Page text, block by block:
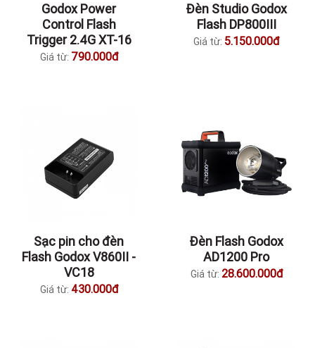
Godox Power
Control Flash
Trigger 2.4G XT-16
Giá từ: 790.000đ
Đèn Studio Godox
Flash DP800III
Giá từ: 5.150.000đ
Sạc pin cho đèn
Flash Godox V860II -
VC18
Giá từ: 430.000đ
Đèn Flash Godox
AD1200 Pro
Giá từ: 28.600.000đ